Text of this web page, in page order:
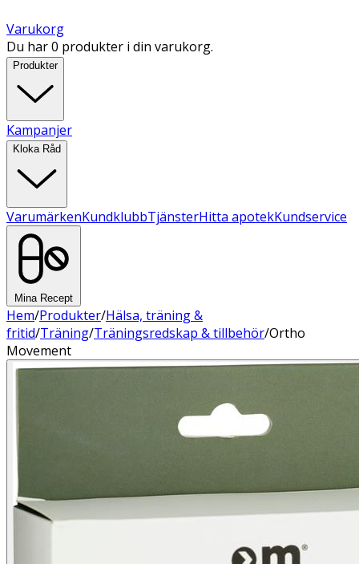
Varukorg
Du har 0 produkter i din varukorg.
Produkter
Kampanjer
Kloka Råd
VarumärkenKundklubbTjänsterHitta apotekKundservice
Mina Recept
Hem/Produkter/Hälsa, träning &
fritid/Träning/Träningsredskap & tillbehör/Ortho
Movement